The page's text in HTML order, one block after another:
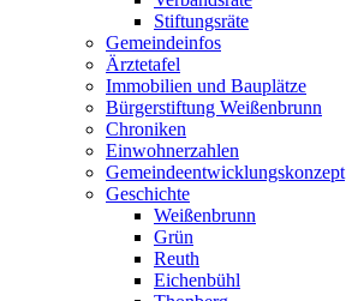
Stiftungsräte
Gemeindeinfos
Ärztetafel
Immobilien und Bauplätze
Bürgerstiftung Weißenbrunn
Chroniken
Einwohnerzahlen
Gemeindeentwicklungskonzept
Geschichte
Weißenbrunn
Grün
Reuth
Eichenbühl